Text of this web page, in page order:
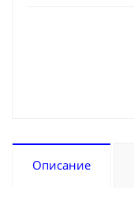
Описание